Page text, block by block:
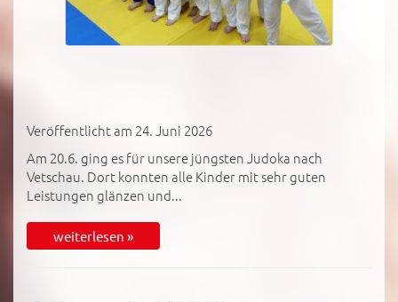
Veröffentlicht am 24. Juni 2026
Am 20.6. ging es für unsere jüngsten Judoka nach
Vetschau. Dort konnten alle Kinder mit sehr guten
Leistungen glänzen und...
weiterlesen »